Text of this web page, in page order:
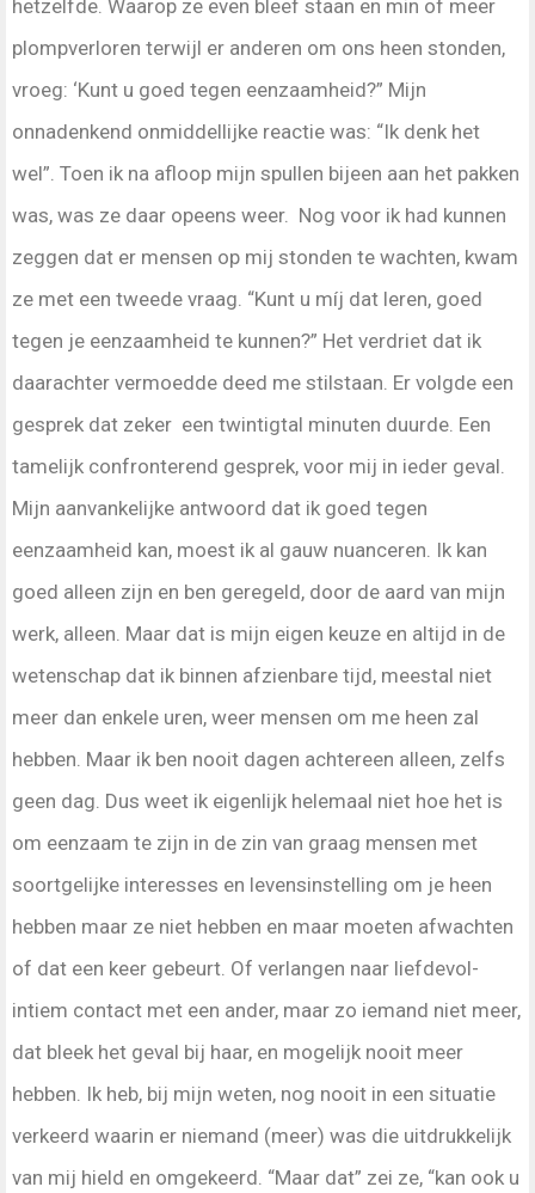
hetzelfde. Waarop ze even bleef staan en min of meer
plompverloren terwijl er anderen om ons heen stonden,
vroeg: ‘Kunt u goed tegen eenzaamheid?” Mijn
onnadenkend onmiddellijke reactie was: “Ik denk het
wel”. Toen ik na afloop mijn spullen bijeen aan het pakken
was, was ze daar opeens weer. Nog voor ik had kunnen
zeggen dat er mensen op mij stonden te wachten, kwam
ze met een tweede vraag. “Kunt u míj dat leren, goed
tegen je eenzaamheid te kunnen?” Het verdriet dat ik
daarachter vermoedde deed me stilstaan. Er volgde een
gesprek dat zeker een twintigtal minuten duurde. Een
tamelijk confronterend gesprek, voor mij in ieder geval.
Mijn aanvankelijke antwoord dat ik goed tegen
eenzaamheid kan, moest ik al gauw nuanceren. Ik kan
goed alleen zijn en ben geregeld, door de aard van mijn
werk, alleen. Maar dat is mijn eigen keuze en altijd in de
wetenschap dat ik binnen afzienbare tijd, meestal niet
meer dan enkele uren, weer mensen om me heen zal
hebben. Maar ik ben nooit dagen achtereen alleen, zelfs
geen dag. Dus weet ik eigenlijk helemaal niet hoe het is
om eenzaam te zijn in de zin van graag mensen met
soortgelijke interesses en levensinstelling om je heen
hebben maar ze niet hebben en maar moeten afwachten
of dat een keer gebeurt. Of verlangen naar liefdevol-
intiem contact met een ander, maar zo iemand niet meer,
dat bleek het geval bij haar, en mogelijk nooit meer
hebben. Ik heb, bij mijn weten, nog nooit in een situatie
verkeerd waarin er niemand (meer) was die uitdrukkelijk
van mij hield en omgekeerd. “Maar dat” zei ze, “kan ook u